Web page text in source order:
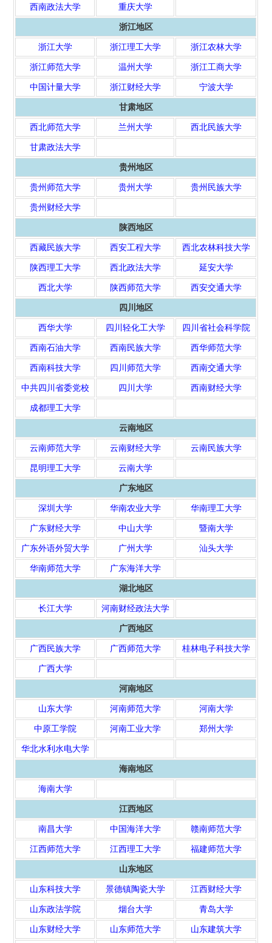
西南政法大学 重庆大学
浙江地区
浙江大学 浙江理工大学 浙江农林大学
浙江师范大学 温州大学 浙江工商大学
中国计量大学 浙江财经大学 宁波大学
甘肃地区
西北师范大学 兰州大学 西北民族大学
甘肃政法大学
贵州地区
贵州师范大学 贵州大学 贵州民族大学
贵州财经大学
陕西地区
西藏民族大学 西安工程大学 西北农林科技大学
陕西理工大学 西北政法大学 延安大学
西北大学 陕西师范大学 西安交通大学
四川地区
西华大学 四川轻化工大学 四川省社会科学院
西南石油大学 西南民族大学 西华师范大学
西南科技大学 四川师范大学 西南交通大学
中共四川省委党校 四川大学 西南财经大学
成都理工大学
云南地区
云南师范大学 云南财经大学 云南民族大学
昆明理工大学 云南大学
广东地区
深圳大学 华南农业大学 华南理工大学
广东财经大学 中山大学 暨南大学
广东外语外贸大学 广州大学 汕头大学
华南师范大学 广东海洋大学
湖北地区
长江大学 河南财经政法大学
广西地区
广西民族大学 广西师范大学 桂林电子科技大学
广西大学
河南地区
山东大学 河南师范大学 河南大学
中原工学院 河南工业大学 郑州大学
华北水利水电大学
海南地区
海南大学
江西地区
南昌大学 中国海洋大学 赣南师范大学
江西师范大学 江西理工大学 福建师范大学
山东地区
山东科技大学 景德镇陶瓷大学 江西财经大学
山东政法学院 烟台大学 青岛大学
山东财经大学 山东师范大学 山东建筑大学